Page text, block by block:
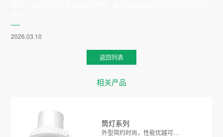
2026.03.10
返回列表
相关产品
筒灯系列
外型简约时尚，性能优越可…